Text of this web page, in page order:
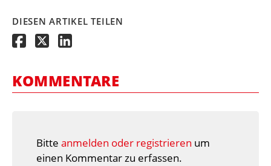
DIESEN ARTIKEL TEILEN
KOMMENTARE
Bitte anmelden oder registrieren um
einen Kommentar zu erfassen.